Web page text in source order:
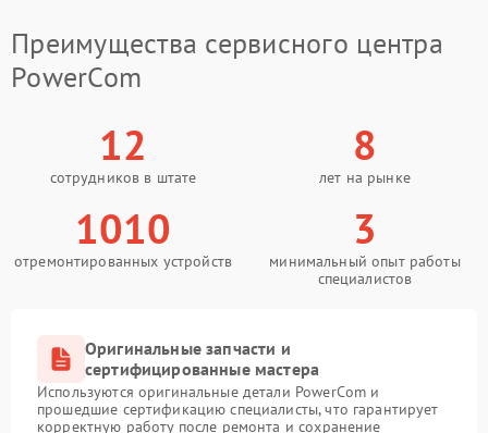
Преимущества сервисного центра
PowerCom
12
сотрудников в штате
8
лет на рынке
1010
отремонтированных устройств
3
минимальный опыт работы
специалистов
Оригинальные запчасти и
сертифицированные мастера
Используются оригинальные детали PowerCom и
прошедшие сертификацию специалисты, что гарантирует
корректную работу после ремонта и сохранение